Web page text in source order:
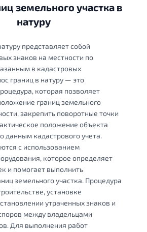
земельного участка в
натуру
представляет собой
знаков на местности по
в кадастровых
границ в натуру — это
которая позволяет
границ земельного
закрепить поворотные точки
положение объекта
данным кадастрового учета.
с использованием
которое определяет
и помогает выполнить
земельного участка. Процедура
установке
утраченных знаков и
между владельцами
Для выполнения работ